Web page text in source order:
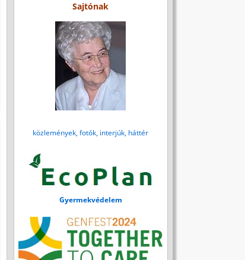
Sajtónak
közlemények, fotók, interjúk, háttér
Gyermekvédelem